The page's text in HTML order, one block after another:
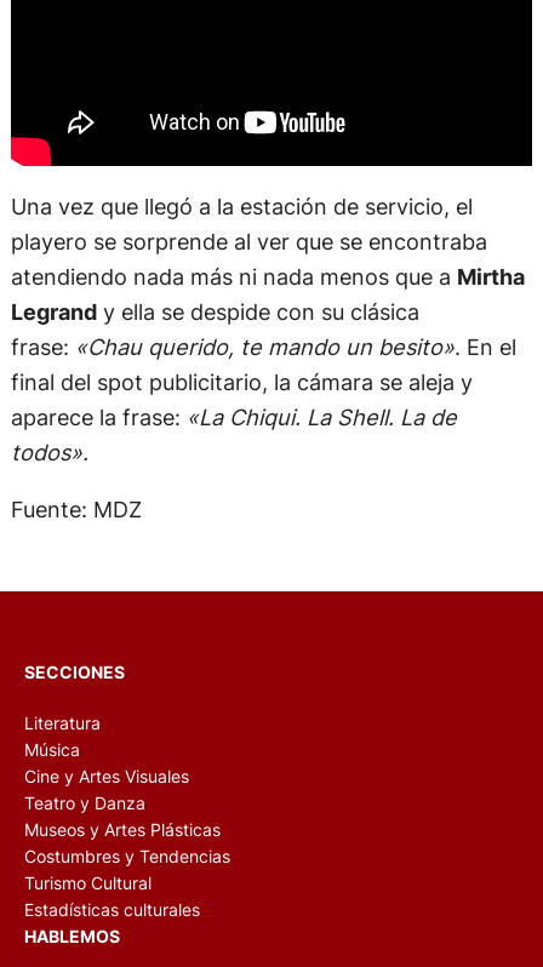
Una vez que llegó a la estación de servicio, el
playero se sorprende al ver que se encontraba
atendiendo nada más ni nada menos que a Mirtha
Legrandy ella se despide con su clásica
frase: «Chau querido, te mando un besito». En el
final del spot publicitario, la cámara se aleja y
aparece la frase: «La Chiqui. La Shell. La de
todos».
Fuente: MDZ
SECCIONES
Literatura
Música
Cine y Artes Visuales
Teatro y Danza
Museos y Artes Plásticas
Costumbres y Tendencias
Turismo Cultural
Estadísticas culturales
HABLEMOS